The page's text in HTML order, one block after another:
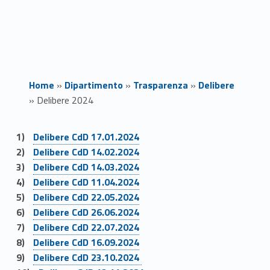
Home » Dipartimento» Trasparenza » Delibere
» Delibere 2024
D
e
l
i
b
e
Link identifier #identifier__119655-1
Delibere CdD 17.01.2024
Link identifier #identifier__126173-2
Delibere CdD 14.02.2024
Link identifier #identifier__138684-3
Delibere CdD 14.03.2024
Link identifier #identifier__155911-4
Delibere CdD 11.04.2024
Link identifier #identifier__189707-5
Delibere CdD 22.05.2024
Link identifier #identifier__164217-6
Delibere CdD 26.06.2024
Link identifier #identifier__109522-7
Delibere CdD 22.07.2024
Link identifier #identifier__78782-8
Delibere CdD 16.09.2024
Link identifier #identifier__7191-9
Delibere CdD 23.10.2024